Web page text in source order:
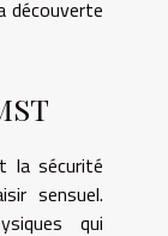
la sécurité
sensuel.
qui